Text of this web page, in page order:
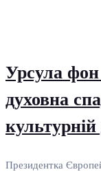
Урсула
духовна
Президентка